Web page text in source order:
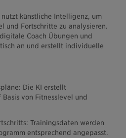
künstliche Intelligenz, um
und Fortschritte zu analysieren.
Coach Übungen und
an und erstellt individuelle
Die KI erstellt
von Fitnesslevel und
Trainingsdaten werden
entsprechend angepasst.